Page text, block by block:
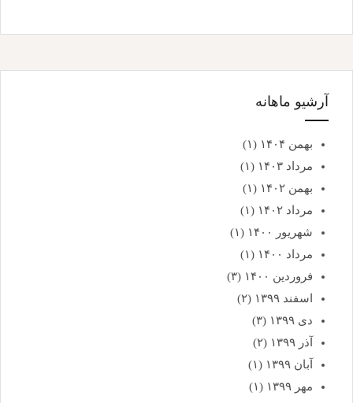
آرشیو ماهانه
بهمن ۱۴۰۴
(۱)
مرداد ۱۴۰۳
(۱)
بهمن ۱۴۰۲
(۱)
مرداد ۱۴۰۲
(۱)
شهریور ۱۴۰۰
(۱)
مرداد ۱۴۰۰
(۱)
فروردین ۱۴۰۰
(۳)
اسفند ۱۳۹۹
(۲)
دی ۱۳۹۹
(۳)
آذر ۱۳۹۹
(۲)
آبان ۱۳۹۹
(۱)
مهر ۱۳۹۹
(۱)